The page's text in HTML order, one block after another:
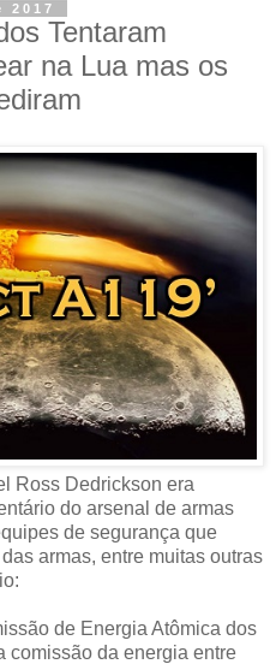
2017
Tentaram
na Lua mas os
Ross Dedrickson era
do arsenal de armas
de segurança que
armas, entre muitas outras
de Energia Atômica dos
comissão da energia entre